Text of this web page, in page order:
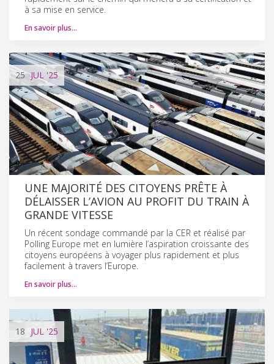
à sa mise en service.
En savoir plus…
25 JUL '25
UNE MAJORITÉ DES CITOYENS PRÊTE À
DÉLAISSER L’AVION AU PROFIT DU TRAIN À
GRANDE VITESSE
Un récent sondage commandé par la CER et réalisé par
Polling Europe met en lumière l’aspiration croissante des
citoyens européens à voyager plus rapidement et plus
facilement à travers l’Europe.
En savoir plus…
18 JUL '25